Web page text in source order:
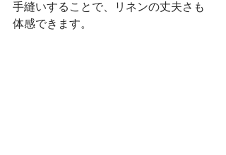
手縫いすることで、リネンの丈夫さも
体感できます。